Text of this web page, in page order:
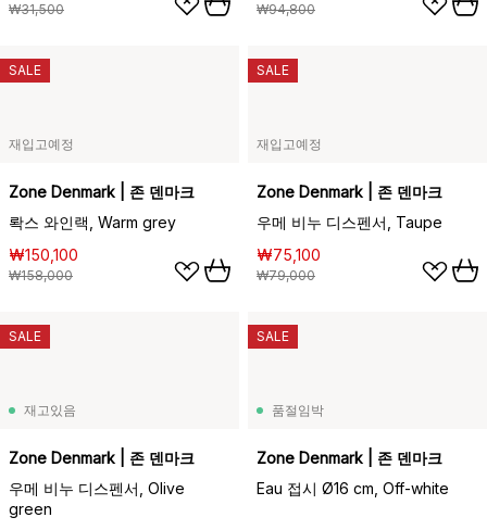
₩31,500 ₩94,800
재입고예정
Zone Denmark | 존 덴마크
롹스 와인랙, Warm grey
₩150,100
₩158,000
SALE
재입고예정
Zone Denmark | 존 덴마크
우메 비누 디스펜서, Taupe
₩75,100
₩79,000
SALE
재고있음
Zone Denmark | 존 덴마크
우메 비누 디스펜서, Olive
green
SALE
품절임박
Zone Denmark | 존 덴마크
Eau 접시 Ø16 cm, Off-white
SALE